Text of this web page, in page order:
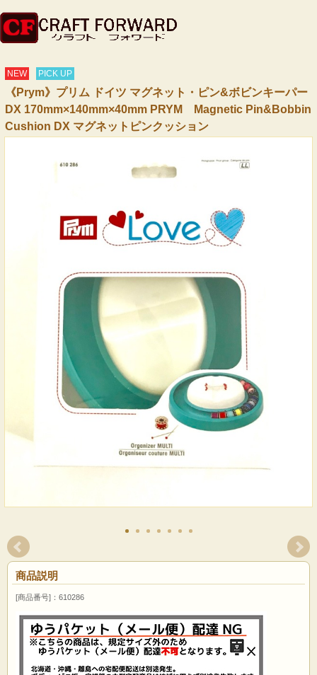
NEW PICK UP
《Prym》プリム ドイツ マグネット・ピン&ボビンキーパー
DX 170mm×140mm×40mm PRYM Magnetic Pin&Bobbin
Cushion DX マグネットピンクッション
商品説明
[商品番号]：610286